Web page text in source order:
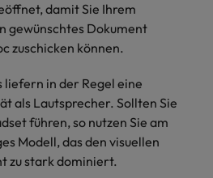
damit Sie Ihrem
gewünschtes Dokument
zuschicken können.
liefern in der Regel eine
als Lautsprecher. Sollten Sie
führen, so nutzen Sie am
Modell, das den visuellen
zu stark dominiert.